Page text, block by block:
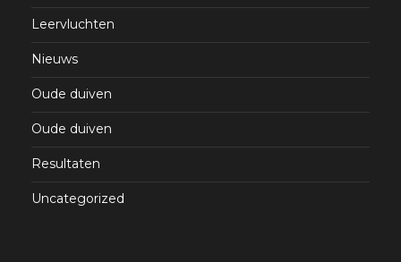
Leervluchten
Nieuws
Oude duiven
Oude duiven
Resultaten
Uncategorized